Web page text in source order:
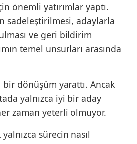
önemli yatırımlar yaptı.
sadeleştirilmesi, adaylarla
ve geri bildirim
temel unsurları arasında
bir dönüşüm yarattı. Ancak
yalnızca iyi bir aday
zaman yeterli olmuyor.
sürecin nasıl